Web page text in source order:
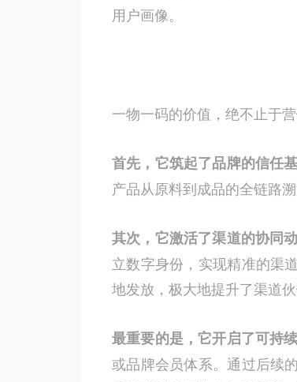
用户画像。
一物一码的价值，绝不止于
首先，它筑起了品牌的信任基
产品从原料到成品的全链路
其次，它激活了渠道的协同动
立数字身份，实现精准的渠
地发放，极大地提升了渠道
最重要的是，它开启了可持
或品牌会员体系。通过后续